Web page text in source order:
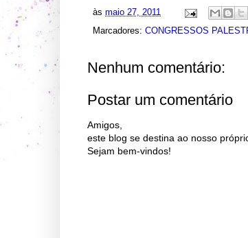
às maio 27, 2011
Marcadores: CONGRESSOS
Nenhum comentário:
Postar um comentário
Amigos,
este blog se destina ao nosso
Sejam bem-vindos!